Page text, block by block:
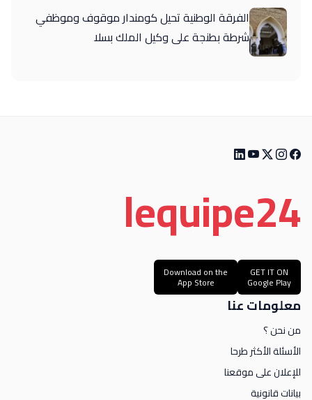
الفرقة الوطنية تحيل كومندار موقوف وموظفي
شرطة بطنجة على وكيل الملك بسلا
lequipe24
GET IT ON
Google Play
Download on the
App Store
معلومات عنا
من نحن ؟
الأسئلة الأكثر طرحا
للإعلان على موقعنا
بيانات قانونية